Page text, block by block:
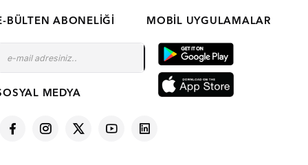
BÜLTEN ABONELIĞI
MEDYA
MOBIL UYGULAMALAR